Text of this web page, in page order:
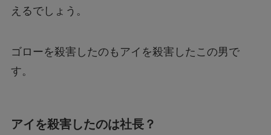
えるでしょう。
ゴローを殺害したのもアイを殺害したこの男で
す。
アイを殺害したのは社長？